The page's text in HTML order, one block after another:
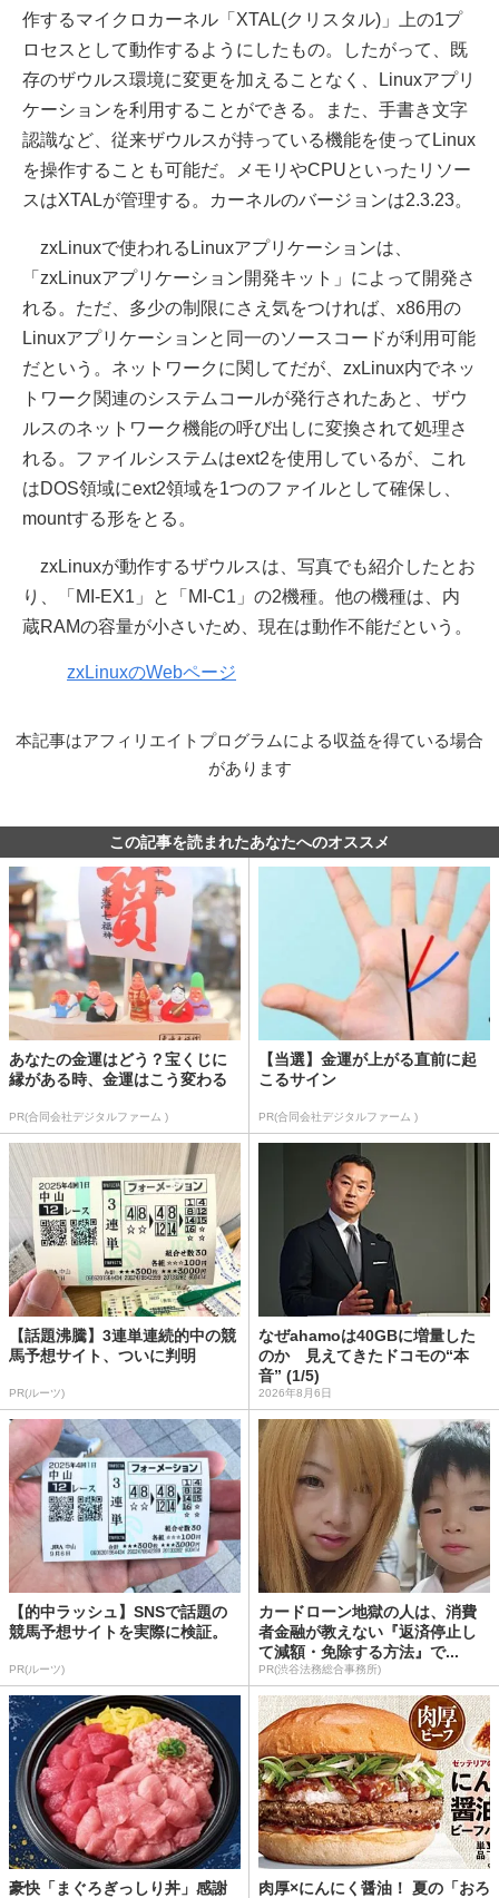
作するマイクロカーネル「XTAL(クリスタル)」上の1プ
ロセスとして動作するようにしたもの。したがって、既
存のザウルス環境に変更を加えることなく、Linuxアプリ
ケーションを利用することができる。また、手書き文字
認識など、従来ザウルスが持っている機能を使ってLinux
を操作することも可能だ。メモリやCPUといったリソー
スはXTALが管理する。カーネルのバージョンは2.3.23。
zxLinuxで使われるLinuxアプリケーションは、
「zxLinuxアプリケーション開発キット」によって開発さ
れる。ただ、多少の制限にさえ気をつければ、x86用の
Linuxアプリケーションと同一のソースコードが利用可能
だという。ネットワークに関してだが、zxLinux内でネッ
トワーク関連のシステムコールが発行されたあと、ザウ
ルスのネットワーク機能の呼び出しに変換されて処理さ
れる。ファイルシステムはext2を使用しているが、これ
はDOS領域にext2領域を1つのファイルとして確保し、
mountする形をとる。
zxLinuxが動作するザウルスは、写真でも紹介したとお
り、「MI-EX1」と「MI-C1」の2機種。他の機種は、内
蔵RAMの容量が小さいため、現在は動作不能だという。
zxLinuxのWebページ
本記事はアフィリエイトプログラムによる収益を得ている場合
があります
この記事を読まれたあなたへのオススメ
あなたの金運はどう？宝くじに
縁がある時、金運はこう変わる
PR(合同会社デジタルファーム )
【当選】金運が上がる直前に起
こるサイン
PR(合同会社デジタルファーム )
【話題沸騰】3連単連続的中の競
馬予想サイト、ついに判明
PR(ルーツ)
なぜahamoは40GBに増量した
のか 見えてきたドコモの“本
音” (1/5)
2026年8月6日
【的中ラッシュ】SNSで話題の
競馬予想サイトを実際に検証。
PR(ルーツ)
カードローン地獄の人は、消費
者金融が教えない『返済停止し
て減額・免除する方法』で...
PR(渋谷法務総合事務所)
豪快「まぐろぎっしり丼」感謝 肉厚×にんにく醤油！ 夏の「おろ